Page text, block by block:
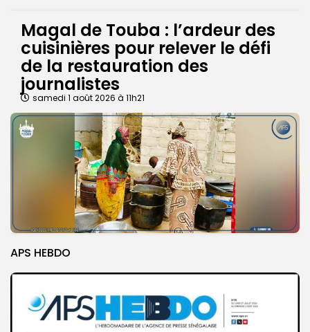
Magal de Touba : l’ardeur des
cuisinières pour relever le défi
de la restauration des
journalistes
samedi 1 août 2026 à 11h21
APS HEBDO